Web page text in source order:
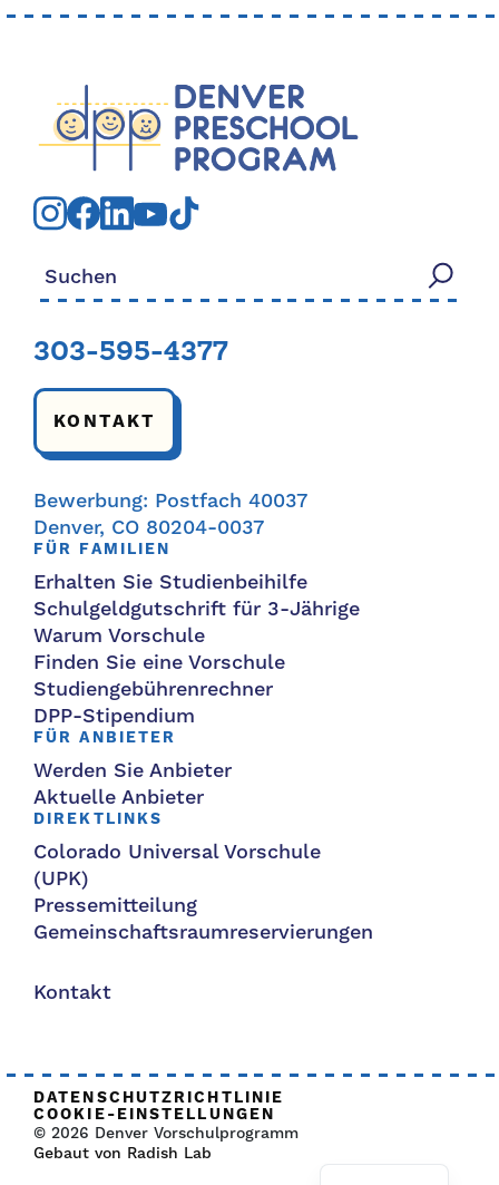
Suchen nach:
303-595-4377
KONTAKT
Bewerbung: Postfach 40037
Denver, CO 80204-0037
FÜR FAMILIEN
Erhalten Sie Studienbeihilfe
Schulgeldgutschrift für 3-Jährige
Warum Vorschule
Finden Sie eine Vorschule
Studiengebührenrechner
DPP-Stipendium
FÜR ANBIETER
Werden Sie Anbieter
Aktuelle Anbieter
DIREKTLINKS
Colorado Universal Vorschule
(UPK)
Pressemitteilung
Gemeinschaftsraumreservierungen
Kontakt
DATENSCHUTZRICHTLINIE
COOKIE-EINSTELLUNGEN
© 2026 Denver Vorschulprogramm
Gebaut von Radish Lab